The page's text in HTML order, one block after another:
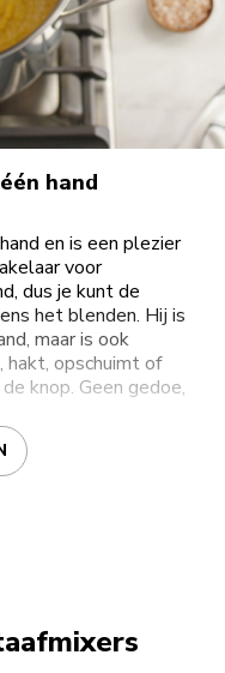
hand
en is een plezier
voor
dus je kunt de
het blenden. Hij is
maar is ook
hakt, opschuimt of
knop. Geen gedoe,